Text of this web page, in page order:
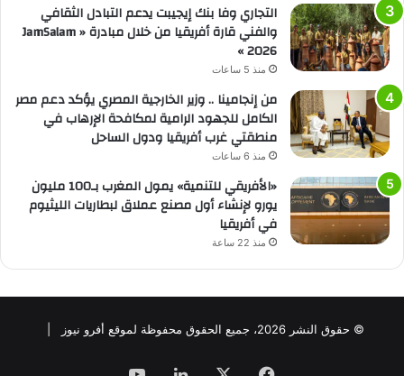
التجاري وفا بنك إيجيبت يدعم التبادل الثقافي
والفني قارة أفريقيا من خلال مبادرة « JamSalam
2026 »
منذ 5 ساعات
من إنجامينا .. وزير الخارجية المصري يؤكد دعم مصر
الكامل للجهود الرامية لمكافحة الإرهاب في
منطقتي غرب أفريقيا ودول الساحل
منذ 6 ساعات
«الأفريقي للتنمية» يمول المغرب بـ100 مليون
يورو لإنشاء أول مصنع عملاق لبطاريات الليثيوم
في أفريقيا
منذ 22 ساعة
© حقوق النشر 2026، جميع الحقوق محفوظة لموقع أفرو نيوز |